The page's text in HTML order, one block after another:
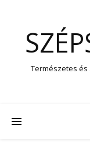
Természetes